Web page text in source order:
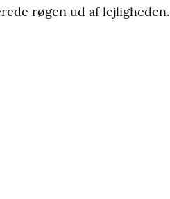
røgen ud af lejligheden.